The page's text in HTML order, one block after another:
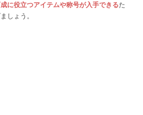
に役立つアイテムや称号が入手できるた
しょう。